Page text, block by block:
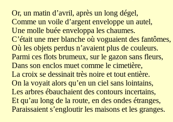
Or, un matin d’avril, après un long dégel,
Comme un voile d’argent enveloppe un autel,
Une molle buée enveloppa les chaumes.
C’était une mer blanche où voguaient des fantômes,
Où les objets perdus n’avaient plus de couleurs.
Parmi ces flots brumeux, sur le gazon sans fleurs,
Dans son enclos muet comme le cimetière,
La croix se dessinait très noire et tout entière.
On la voyait alors qu’en un ciel sans lointains,
Les arbres ébauchaient des contours incertains,
Et qu’au long de la route, en des ondes étranges,
Paraissaient s’engloutir les maisons et les granges.